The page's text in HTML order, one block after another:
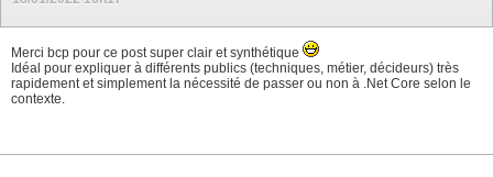
Merci bcp pour ce post super clair et synthétique
Idéal pour expliquer à différents publics (techniques, métier, décideurs) très
rapidement et simplement la nécessité de passer ou non à .Net Core selon le
contexte.